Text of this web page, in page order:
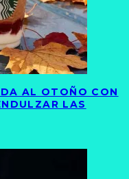
AL OTOÑO CON
LAS